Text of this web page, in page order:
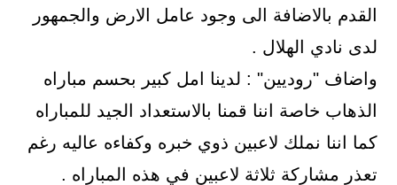
القدم بالاضافة الى وجود عامل الارض والجمهور
لدى نادي الهلال .
واضاف "روديين" : لدينا امل كبير بحسم مباراه
الذهاب خاصة اننا قمنا بالاستعداد الجيد للمباراه
كما اننا نملك لاعبين ذوي خبره وكفاءه عاليه رغم
تعذر مشاركة ثلاثة لاعبين في هذه المباراه .